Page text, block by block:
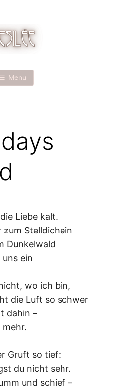
I
E
–
I
L
&
Menu
Liebe kalt.
Stelldichein
Dunkelwald
ein
wo ich bin,
die Luft so schwer
dahin –
Gruft so tief:
du nicht sehr.
und schief –